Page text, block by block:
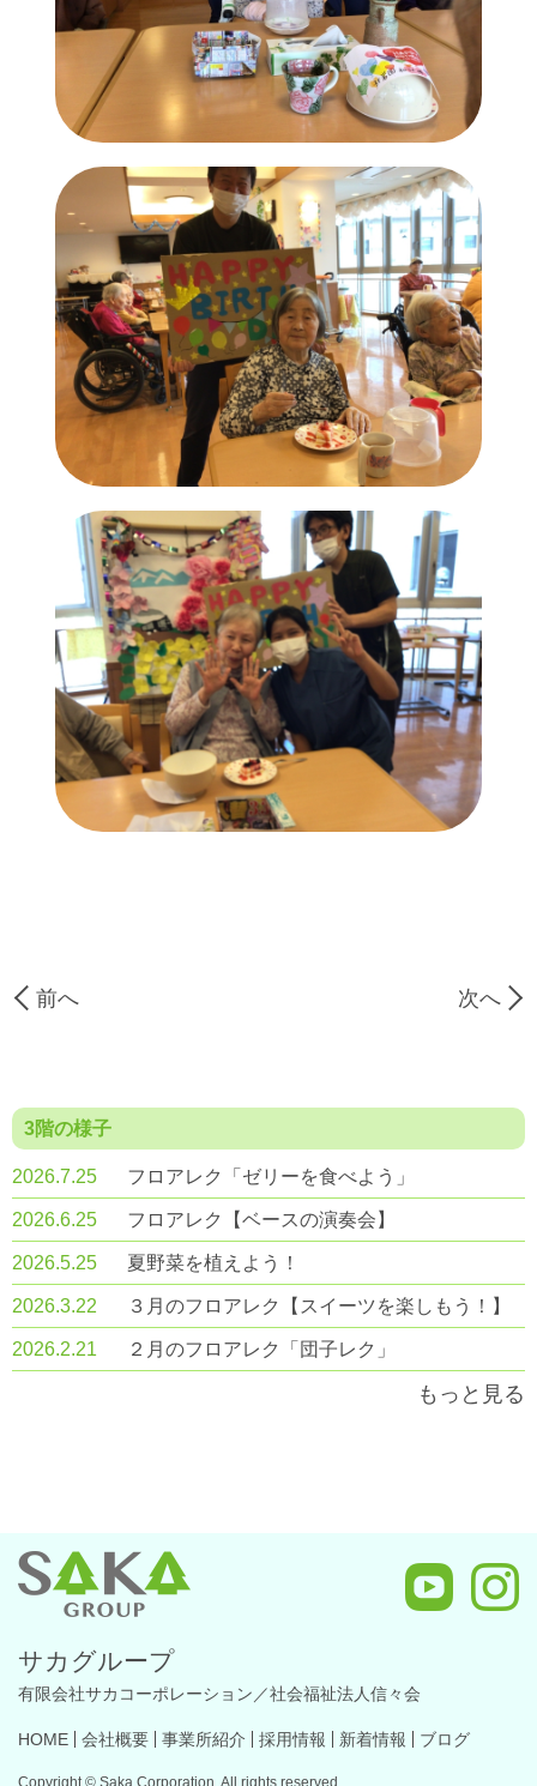
前へ 次へ
3階の様子
2026.7.25 フロアレク「ゼリーを食べよう」
2026.6.25 フロアレク【ベースの演奏会】
2026.5.25 夏野菜を植えよう！
2026.3.22 ３月のフロアレク【スイーツを楽しもう！】
2026.2.21 ２月のフロアレク「団子レク」
もっと見る
サカグループ
有限会社サカコーポレーション／社会福祉法人信々会
HOME 会社概要 事業所紹介 採用情報 新着情報 ブログ
Copyright © Saka Corporation. All rights reserved.